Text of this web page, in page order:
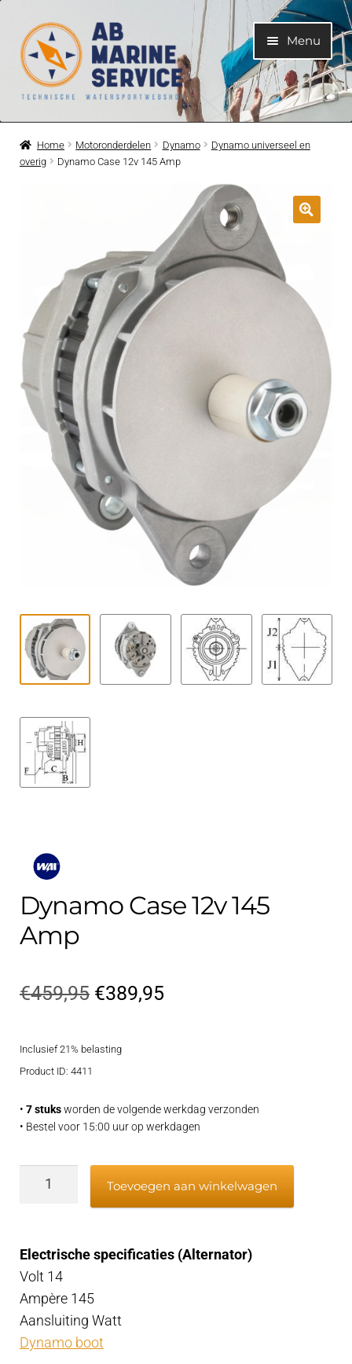
Ga
door
naar
navigatie
Ga
naar
de
inhoud
Menu
Home
Motoren
Submenu
Bootelektra
Koelwatersysteem
Submenu
Contact
Submenu
Techniek Blog
Nederlands
Submenu
Home Motoronderdelen Dynamo
Dynamo universeel en
overig
Dynamo Case 12v 145 Amp
Dynamo Case 12v 145
Amp
€459,95 Oorspronkelijke
was:
€389,95Huidige
Inclusief 21% belasting
Product ID: 4411
• 7 stuksworden de volgende werkdag verzonden
• Bestel voor 15:00 uur op werkdagen
Dynamo
Amp
aantal
Toevoegen aan winkelwagen
Electrische specificaties (Alternator)
Volt 14
Ampère 145
Aansluiting Watt
Dynamo boot